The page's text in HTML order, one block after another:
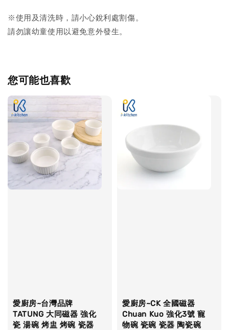
※使用及清洗時，請小心銳利處割傷。
請勿讓幼童使用以避免意外發生。
您可能也喜歡
愛廚房~台灣品牌
TATUNG 大同磁器 強化
瓷 湯碗 烤盅 烤碗 瓷器
愛廚房~CK 全國磁器
Chuan Kuo 強化3號 寵
物碗 瓷碗 瓷器 陶瓷碗